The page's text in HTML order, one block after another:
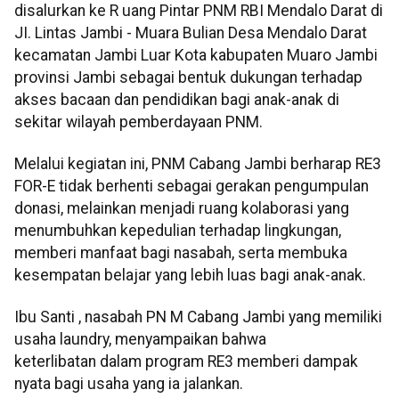
disalurkan ke R uang Pintar PNM RBI Mendalo Darat di
JI. Lintas Jambi - Muara Bulian Desa Mendalo Darat
kecamatan Jambi Luar Kota kabupaten Muaro Jambi
provinsi Jambi sebagai bentuk dukungan terhadap
akses bacaan dan pendidikan bagi anak-anak di
sekitar wilayah pemberdayaan PNM.
Melalui kegiatan ini, PNM Cabang Jambi berharap RE3
FOR-E tidak berhenti sebagai gerakan pengumpulan
donasi, melainkan menjadi ruang kolaborasi yang
menumbuhkan kepedulian terhadap lingkungan,
memberi manfaat bagi nasabah, serta membuka
kesempatan belajar yang lebih luas bagi anak-anak.
Ibu Santi , nasabah PN M Cabang Jambi yang memiliki
usaha laundry, menyampaikan bahwa
keterlibatan dalam program RE3 memberi dampak
nyata bagi usaha yang ia jalankan.